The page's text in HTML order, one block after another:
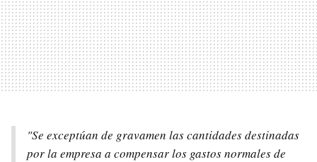
"Se exceptúan de gravamen las cantidades destinadas
por la empresa a compensar los gastos normales de